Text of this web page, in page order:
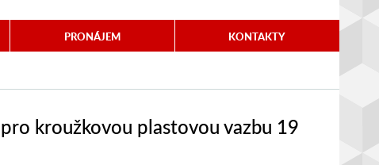
PRONÁJEM KONTAKTY
kroužkovou plastovou vazbu 19